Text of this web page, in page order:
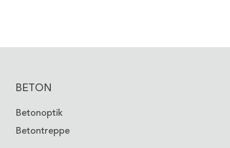
BETON
Betonoptik
Betontreppe